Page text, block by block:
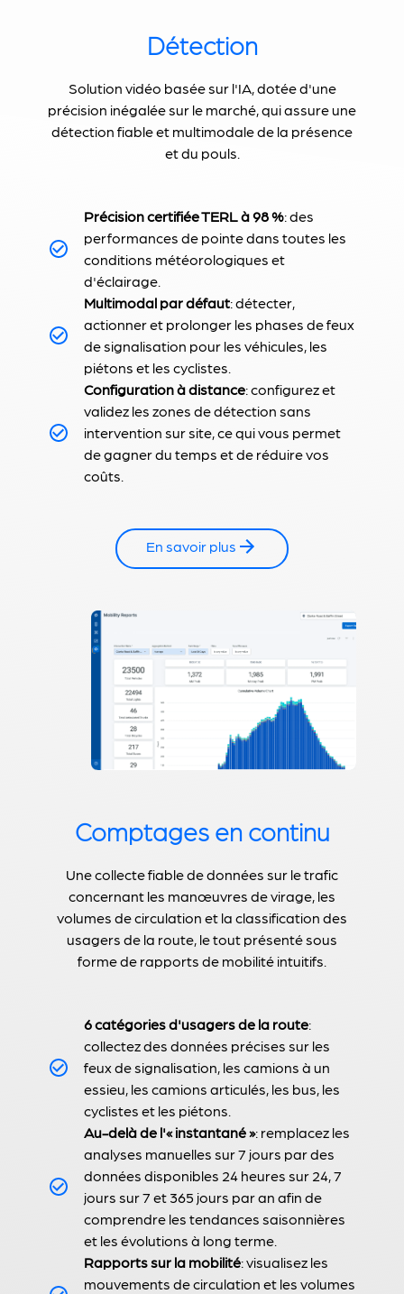
Détection
Solution vidéo basée sur l'IA, dotée d'une
précision inégalée sur le marché, qui assure une
détection fiable et multimodale de la présence
et du pouls.
Précision certifiée TERL à 98 %: des
performances de pointe dans toutes les
conditions météorologiques et
d'éclairage.
Multimodal par défaut: détecter,
actionner et prolonger les phases de feux
de signalisation pour les véhicules, les
piétons et les cyclistes.
Configuration à distance: configurez et
validez les zones de détection sans
intervention sur site, ce qui vous permet
de gagner du temps et de réduire vos
coûts.
En savoir plus
Comptages en continu
Une collecte fiable de données sur le trafic
concernant les manœuvres de virage, les
volumes de circulation et la classification des
usagers de la route, le tout présenté sous
forme de rapports de mobilité intuitifs.
6 catégories d'usagers de la route:
collectez des données précises sur les
feux de signalisation, les camions à un
essieu, les camions articulés, les bus, les
cyclistes et les piétons.
Au-delà de l'« instantané »: remplacez les
analyses manuelles sur 7 jours par des
données disponibles 24 heures sur 24, 7
jours sur 7 et 365 jours par an afin de
comprendre les tendances saisonnières
et les évolutions à long terme.
Rapports sur la mobilité: visualisez les
mouvements de circulation et les volumes